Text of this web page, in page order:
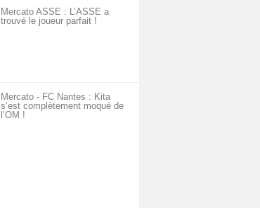
Mercato ASSE : L’ASSE a
trouvé le joueur parfait !
Mercato - FC Nantes : Kita
s’est complètement moqué de
l’OM !